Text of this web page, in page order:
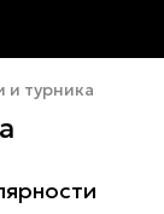
и турника